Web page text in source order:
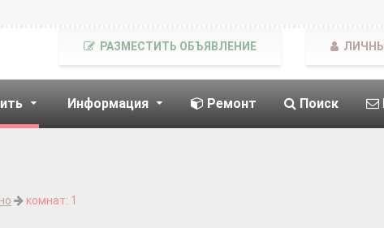
Информация Ремонт Поиск
РАЗМЕСТИТЬ ОБЪЯВЛЕНИЕ
комнат: 1